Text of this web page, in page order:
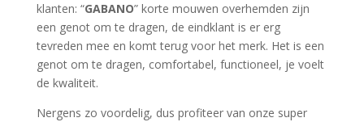
klanten: “GABANO” korte mouwen overhemden zijn
een genot om te dragen, de eindklant is er erg
tevreden mee en komt terug voor het merk. Het is een
genot om te dragen, comfortabel, functioneel, je voelt
de kwaliteit.
Nergens zo voordelig, dus profiteer van onze super